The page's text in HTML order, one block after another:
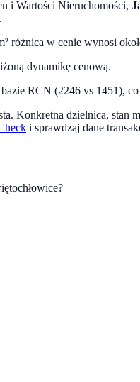
i Wartości Nieruchomości,
różnica w cenie wynosi
dynamikę cenową.
RCN (2246 vs 1451),
Konkretna dzielnica,
i sprawdzaj dane